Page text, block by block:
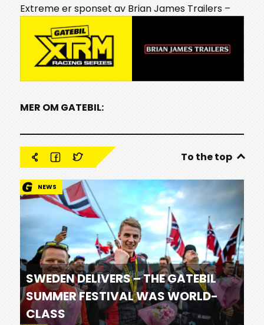
Extreme er sponset av Brian James Trailers –
MER OM GATEBIL:
To the top
NEWS
SWEDEN DELIVERS – THE GATEBIL
SUMMER FESTIVAL WAS WORLD-
CLASS